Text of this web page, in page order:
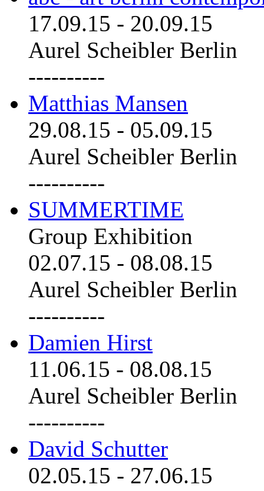
17.09.15 - 20.09.15
Aurel Scheibler Berlin
----------
Matthias Mansen
29.08.15 - 05.09.15
Aurel Scheibler Berlin
----------
SUMMERTIME
Group Exhibition
02.07.15 - 08.08.15
Aurel Scheibler Berlin
----------
Damien Hirst
11.06.15 - 08.08.15
Aurel Scheibler Berlin
----------
David Schutter
02.05.15 - 27.06.15